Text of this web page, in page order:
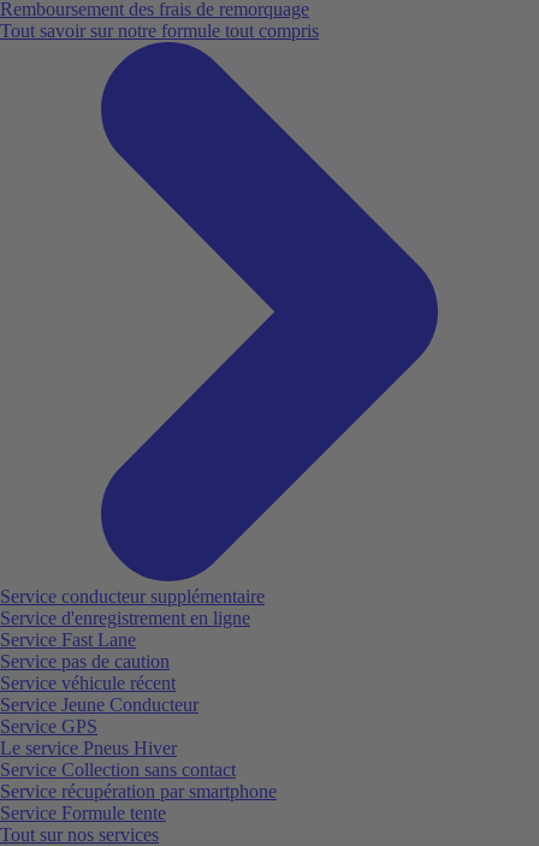
Remboursement des frais de remorquage
Tout savoir sur notre formule tout compris
Service conducteur supplémentaire
Service d'enregistrement en ligne
Service Fast Lane
Service pas de caution
Service véhicule récent
Service Jeune Conducteur
Service GPS
Le service Pneus Hiver
Service Collection sans contact
Service récupération par smartphone
Service Formule tente
Tout sur nos services